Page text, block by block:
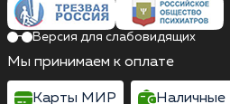
Версия для слабовидящих
Мы принимаем к оплате
Карты МИР Наличные